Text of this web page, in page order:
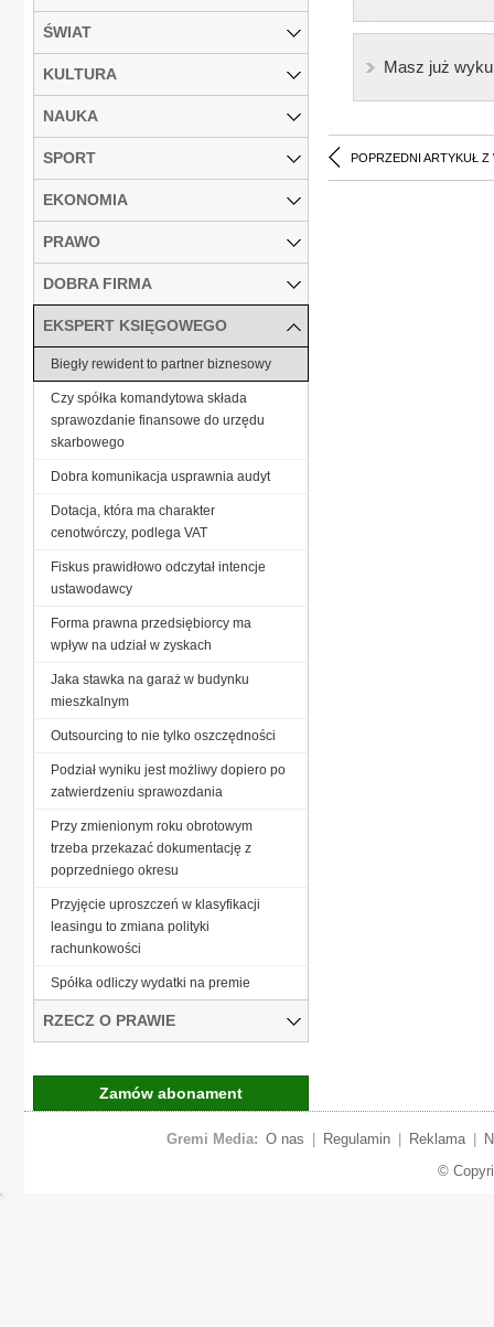
Masz już
POPRZEDNI ARTYKUŁ Z
ŚWIAT
KULTURA
NAUKA
SPORT
EKONOMIA
PRAWO
DOBRA FIRMA
EKSPERT KSIĘGOWEGO
Biegły rewident to partner biznesowy
Czy spółka komandytowa składa
sprawozdanie finansowe do urzędu
skarbowego
Dobra komunikacja usprawnia audyt
Dotacja, która ma charakter
cenotwórczy, podlega VAT
Fiskus prawidłowo odczytał intencje
ustawodawcy
Forma prawna przedsiębiorcy ma
wpływ na udział w zyskach
Jaka stawka na garaż w budynku
mieszkalnym
Outsourcing to nie tylko oszczędności
Podział wyniku jest możliwy dopiero po
zatwierdzeniu sprawozdania
Przy zmienionym roku obrotowym
trzeba przekazać dokumentację z
poprzedniego okresu
Przyjęcie uproszczeń w klasyfikacji
leasingu to zmiana polityki
rachunkowości
Spółka odliczy wydatki na premie
RZECZ O PRAWIE
Zamów abonament
Gremi Media: O nas Regulamin Reklama
©